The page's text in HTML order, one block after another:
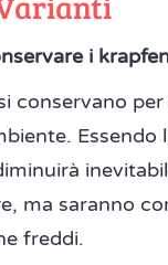
i
conservano
Essendo
ma saranno
freddi.